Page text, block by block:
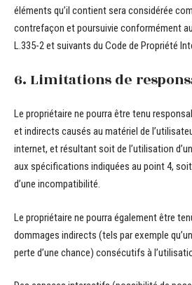
éléments qu’il contient sera considérée
contrefaçon et poursuivie conformément
L.335-2 et suivants du Code de Propriété
6. Limitations de
Le propriétaire ne pourra être tenu
et indirects causés au matériel de
internet, et résultant soit de l’utilisation
aux spécifications indiquées au point 4, soit
d’une incompatibilité.
Le propriétaire ne pourra également être
dommages indirects (tels par exemple
perte d’une chance) consécutifs à